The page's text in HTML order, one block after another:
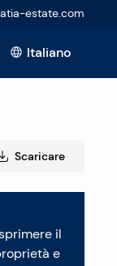
estate.com
Italiano
tutto
Scaricare
il
e